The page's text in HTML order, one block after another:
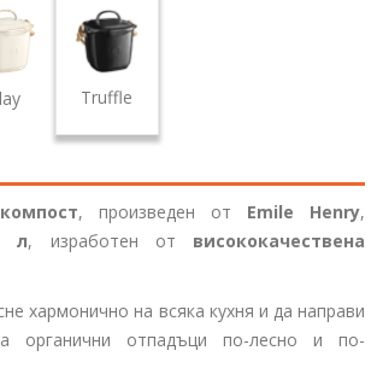
Truffle
, произведен от Emile Henry,
л, изработен от висококачествена
хармонично на всяка кухня и да направи
органични отпадъци по-лесно и по-